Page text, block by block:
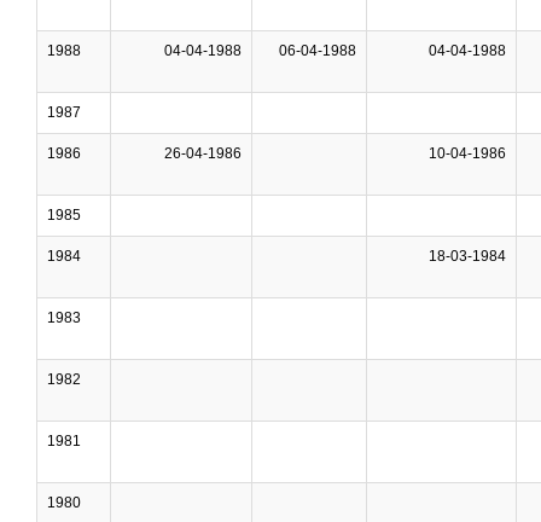
1988 04-04-1988 06-04-1988 04-04-1988
1987
1986 26-04-1986 10-04-1986
1985
1984 18-03-1984
1983
1982
1981
1980